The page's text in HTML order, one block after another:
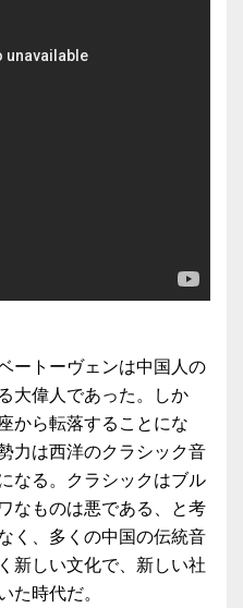
ートーヴェンは中国人の
大偉人であった。しか
から転落することにな
力は西洋のクラシック音
なる。クラシックはブル
なものは悪である、と考
く、多くの中国の伝統音
新しい文化で、新しい社
た時代だ。